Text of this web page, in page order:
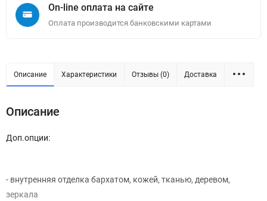
On-line оплата на сайте
Оплата производится банковскими картами
Описание Характеристики Отзывы (0) Доставка
Описание
Доп.опции:
- внутренняя отделка бархатом, кожей, тканью, деревом,
зеркала